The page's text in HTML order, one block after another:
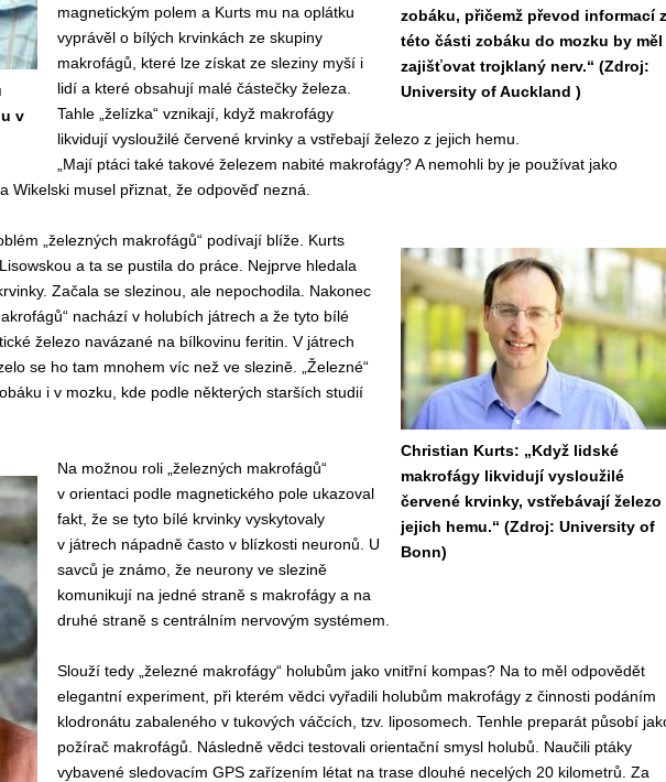
zobáku, přičemž převod informací z
této části zobáku do mozku by měl
zajišťovat trojklaný nerv.“ (Zdroj:
University of Auckland )
v
magnetickým polem a Kurts mu na oplátku
vyprávěl o bílých krvinkách ze skupiny
makrofágů, které lze získat ze sleziny myší i
lidí a které obsahují malé částečky železa.
Tahle „želízka“ vznikají, když makrofágy
likvidují vysloužilé červené krvinky a vstřebají železo z jejich hemu.
„Mají ptáci také takové železem nabité makrofágy? A nemohli by je používat jako
Wikelski musel přiznat, že odpověď nezná.
Christian Kurts: „Když lidské
makrofágy likvidují vysloužilé
červené krvinky, vstřebávají železo
jejich hemu.“ (Zdroj: University of
Bonn)
„železných makrofágů“ podívají blíže. Kurts
a ta se pustila do práce. Nejprve hledala
Začala se slezinou, ale nepochodila. Nakonec
nachází v holubích játrech a že tyto bílé
železo navázané na bílkovinu feritin. V játrech
se ho tam mnohem víc než ve slezině. „Železné“
i v mozku, kde podle některých starších studií
Na možnou roli „železných makrofágů“
v orientaci podle magnetického pole ukazoval
fakt, že se tyto bílé krvinky vyskytovaly
v játrech nápadně často v blízkosti neuronů. U
savců je známo, že neurony ve slezině
komunikují na jedné straně s makrofágy a na
druhé straně s centrálním nervovým systémem.
Slouží tedy „železné makrofágy“ holubům jako vnitřní kompas? Na to měl odpovědět
elegantní experiment, při kterém vědci vyřadili holubům makrofágy z činnosti podáním
klodronátu zabaleného v tukových váčcích, tzv. liposomech. Tenhle preparát působí
požírač makrofágů. Následně vědci testovali orientační smysl holubů. Naučili ptáky
vybavené sledovacím GPS zařízením létat na trase dlouhé necelých 20 kilometrů. Za